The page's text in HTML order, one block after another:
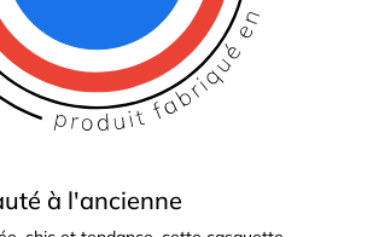
à l'ancienne